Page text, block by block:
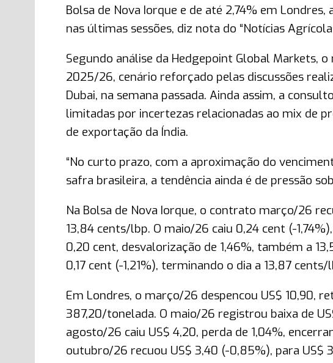
Bolsa de Nova Iorque e de até 2,74% em
nas últimas sessões, diz nota do “Notícias
Segundo análise da Hedgepoint Global Markets,
2025/26, cenário reforçado pelas discussões
Dubai, na semana passada. Ainda assim, a
limitadas por incertezas relacionadas ao mix de
de exportação da Índia.
“No curto prazo, com a aproximação do
safra brasileira, a tendência ainda é de pressão
Na Bolsa de Nova Iorque, o contrato março/26
13,84 cents/lbp. O maio/26 caiu 0,24 cent (-
0,20 cent, desvalorização de 1,46%, também a
0,17 cent (-1,21%), terminando o dia a 13,87 cents/
Em Londres, o março/26 despencou US$ 10,90,
387,20/tonelada. O maio/26 registrou baixa de
agosto/26 caiu US$ 4,20, perda de 1,04%,
outubro/26 recuou US$ 3,40 (-0,85%), para US$